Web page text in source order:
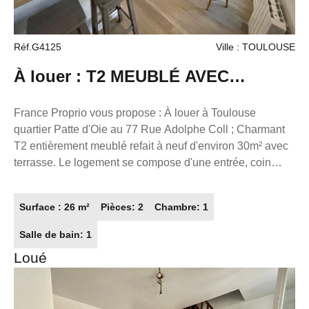
Réf.G4125 Ville : TOULOUSE
À louer : T2 MEUBLÉ AVEC
TERRASSE REFAIT À NEUF
TOULOUSE PATTE D'OIE
France Proprio vous propose : À louer à Toulouse
quartier Patte d'Oie au 77 Rue Adolphe Coll ; Charmant
T2 entièrement meublé refait à neuf d'environ 30m² avec
terrasse. Le logement se compose d'une entrée, coin
convertible. Belle salle d'eau et WC séparés. Chambre
avec rangements et accès à une terrasse. À voir
(643.48 € + 20 € de provisions sur charges). Dépôt de
garantie : 1286.69€ Honoraires : 338 € Constituez votre
dossier sur www.gestionlocative.franceproprio.com
Surface : 26 m² Pièces: 2 Chambre: 1
Salle de bain: 1
Loué